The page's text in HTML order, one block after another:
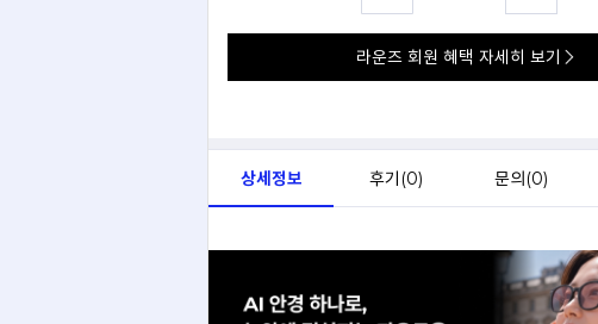
라운즈 회원 혜택 자세히 보기
상세정보 후기(0) 문의(0)